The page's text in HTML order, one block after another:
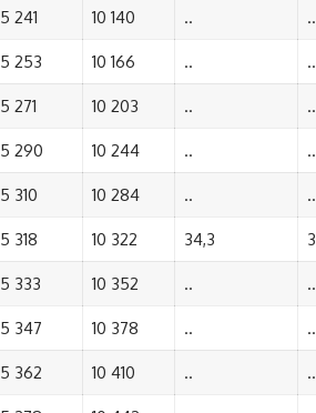
5 241 10 140 .. ..
5 253 10 166 .. ..
5 271 10 203 .. ..
5 290 10 244 .. ..
5 310 10 284 .. ..
5 318 10 322 34,3
5 333 10 352 .. ..
5 347 10 378 .. ..
5 362 10 410 .. ..